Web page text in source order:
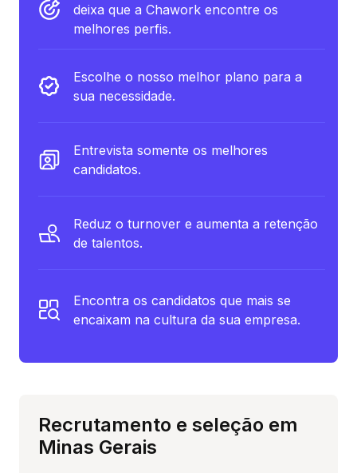
deixa que a Chawork encontre os
melhores perfis.
Escolhe o nosso melhor plano para a
sua necessidade.
Entrevista somente os melhores
candidatos.
Reduz o turnover e aumenta a retenção
de talentos.
Encontra os candidatos que mais se
encaixam na cultura da sua empresa.
Recrutamento e seleção em
Minas Gerais